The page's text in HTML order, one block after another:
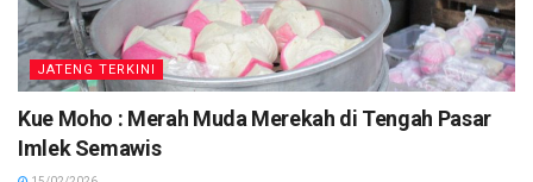
JATENG TERKINI
Kue Moho : Merah Muda Merekah di Tengah Pasar
Imlek Semawis